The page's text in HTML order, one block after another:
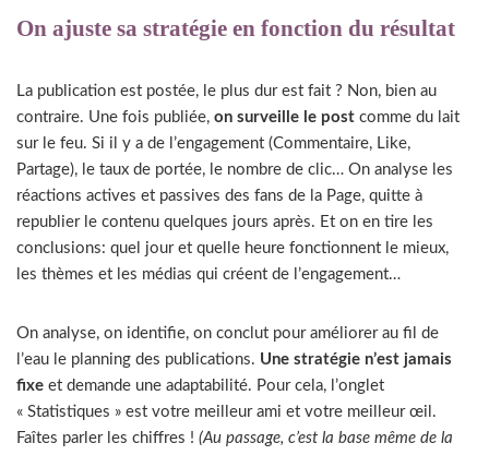
On ajuste sa stratégie en fonction du résultat
La publication est postée, le plus dur est fait ? Non, bien au
contraire. Une fois publiée, on surveille le post comme du lait
sur le feu. Si il y a de l’engagement (Commentaire, Like,
Partage), le taux de portée, le nombre de clic… On analyse les
réactions actives et passives des fans de la Page, quitte à
republier le contenu quelques jours après. Et on en tire les
conclusions: quel jour et quelle heure fonctionnent le mieux,
les thèmes et les médias qui créent de l’engagement…
On analyse, on identifie, on conclut pour améliorer au fil de
l’eau le planning des publications. Une stratégie n’est jamais
fixe et demande une adaptabilité. Pour cela, l’onglet
« Statistiques » est votre meilleur ami et votre meilleur œil.
Faîtes parler les chiffres ! (Au passage, c’est la base même de la